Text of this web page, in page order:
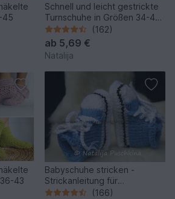
45
Schnell und leicht gestrickte
Turnschuhe in Größen 34-45,
Strickanleitung für 2 Designs
(162)
ab 5,69 €
Natalija
43
Babyschuhe stricken -
Strickanleitung für
Babyschuhe(166)